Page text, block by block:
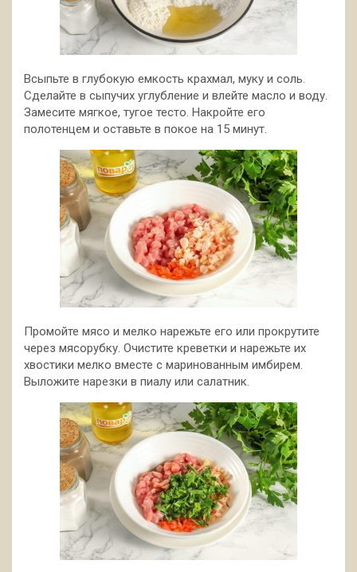
Всыпьте в глубокую емкость крахмал, муку и соль.
Сделайте в сыпучих углубление и влейте масло и воду.
Замесите мягкое, тугое тесто. Накройте его
полотенцем и оставьте в покое на 15 минут.
Промойте мясо и мелко нарежьте его или прокрутите
через мясорубку. Очистите креветки и нарежьте их
хвостики мелко вместе с маринованным имбирем.
Выложите нарезки в пиалу или салатник.